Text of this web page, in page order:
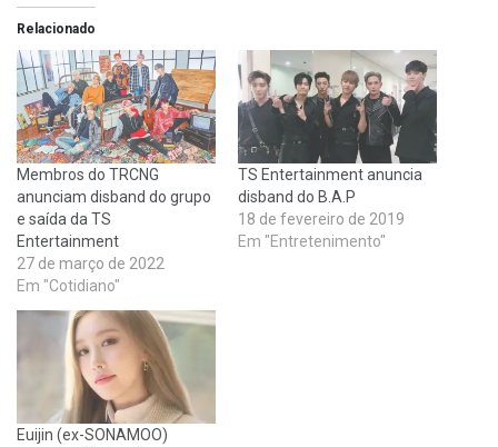
Relacionado
Membros do TRCNG
anunciam disband do grupo
e saída da TS
Entertainment
27 de março de 2022
Em "Cotidiano"
TS Entertainment anuncia
disband do B.A.P
18 de fevereiro de 2019
Em "Entretenimento"
Euijin (ex-SONAMOO)